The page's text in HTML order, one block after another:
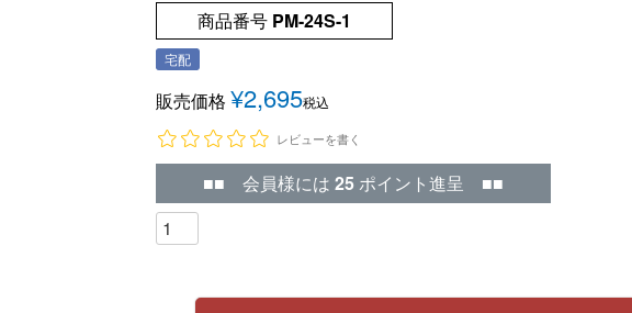
商品番号 PM-24S-1
宅配
販売価格 ¥2,695税込
レビューを書く
■■ 会員様には 25 ポイント進呈 ■■